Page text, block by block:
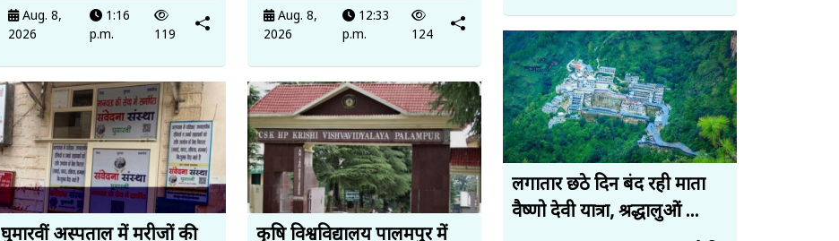
Aug. 8,
2026
1:16
p.m.
119
Aug. 8,
2026
12:33
p.m.
124
घुमारवीं अस्पताल में मरीजों की कृषि विश्वविद्यालय पालमपुर में
लगातार छठे दिन बंद रही माता
वैष्णो देवी यात्रा, श्रद्धालुओं ...